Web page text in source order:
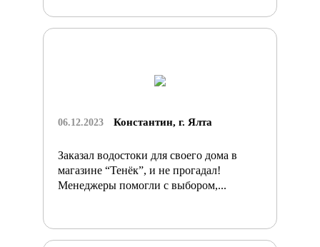
06.12.2023 Константин, г. Ялта
Заказал водостоки для своего дома в
магазине “Тенёк”, и не прогадал!
Менеджеры помогли с выбором,...